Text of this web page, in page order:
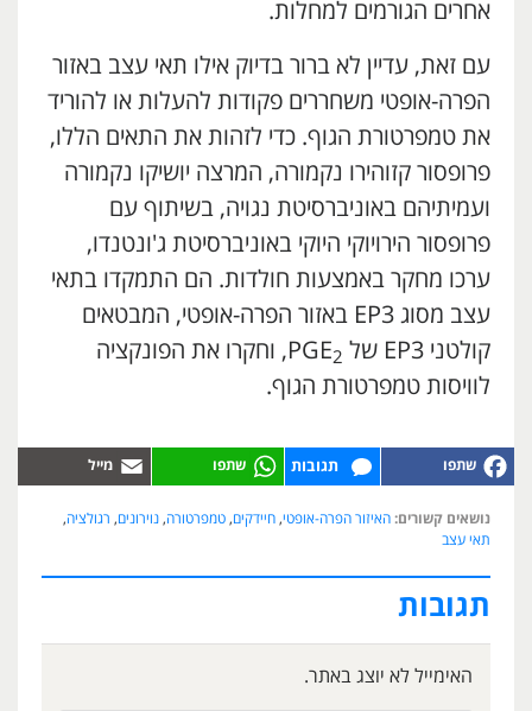
אחרים הגורמים למחלות.
עם זאת, עדיין לא ברור בדיוק אילו תאי עצב באזור
הפרה-אופטי משחררים פקודות להעלות או להוריד
את טמפרטורת הגוף. כדי לזהות את התאים הללו,
פרופסור קזוהירו נקמורה, המרצה יושיקו נקמורה
ועמיתיהם באוניברסיטת נגויה, בשיתוף עם
פרופסור הירויוקי היוקי באוניברסיטת ג'ונטנדו,
ערכו מחקר באמצעות חולדות. הם התמקדו בתאי
עצב מסוג EP3 באזור הפרה-אופטי, המבטאים
קולטני EP3 של PGE
2
, וחקרו את הפונקציה
לוויסות טמפרטורת הגוף.
תגובות
נושאים קשורים: האיזור הפרה-אופטי, חיידקים, טמפרטורה, נוירונים, רגולציה,
תאי עצב
תגובות
האימייל לא יוצג באתר.